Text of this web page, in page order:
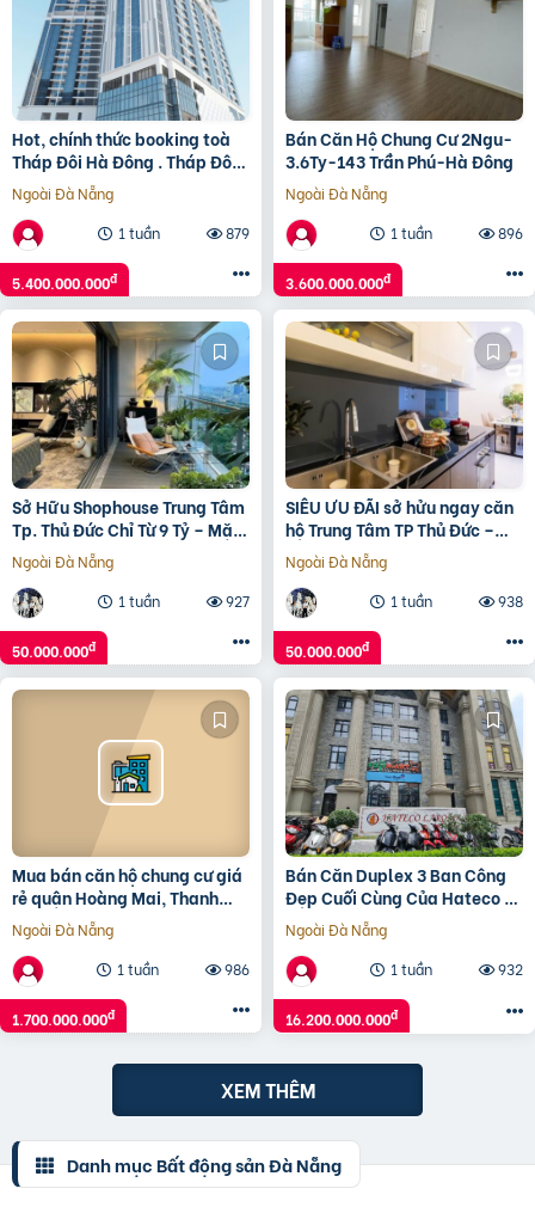
Hot, chính thức booking toà
Tháp Đôi Hà Đông . Tháp Đôi
Kepler Land.
Ngoài Đà Nẵng
1 tuần
879
5.400.000.000đ
Bán Căn Hộ Chung Cư 2Ngu-
3.6Ty-143 Trần Phú-Hà Đông
Ngoài Đà Nẵng
1 tuần
896
3.600.000.000đ
Sở Hữu Shophouse Trung Tâm
Tp. Thủ Đức Chỉ Từ 9 Tỷ – Mặt
Tiền Siêu Hiếm!
Ngoài Đà Nẵng
1 tuần
927
50.000.000đ
SIÊU ƯU ĐÃI sở hửu ngay căn
hộ Trung Tâm TP Thủ Đức –
CHỈ DÀNH CHO KHÁCH HÀNG
NHANH TAY!
Ngoài Đà Nẵng
1 tuần
938
50.000.000đ
Mua bán căn hộ chung cư giá
rẻ quận Hoàng Mai, Thanh
Xuân, Hà Nội T01/2025
Ngoài Đà Nẵng
1 tuần
986
1.700.000.000đ
Bán Căn Duplex 3 Ban Công
Đẹp Cuối Cùng Của Hateco La
Roma 4A Huỳnh Thúc Kháng
Ngoài Đà Nẵng
1 tuần
932
16.200.000.000đ
XEM THÊM
Danh mục Bất động sản Đà Nẵng